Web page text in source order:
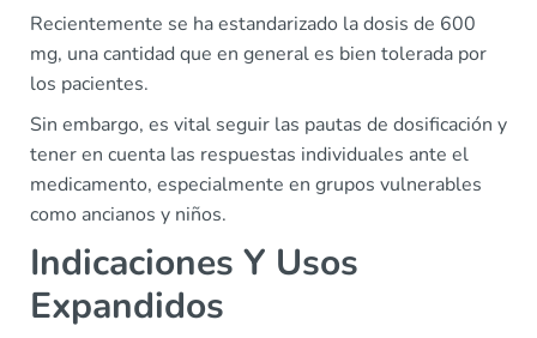
Recientemente se ha estandarizado la dosis de 600
mg, una cantidad que en general es bien tolerada por
los pacientes.
Sin embargo, es vital seguir las pautas de dosificación y
tener en cuenta las respuestas individuales ante el
medicamento, especialmente en grupos vulnerables
como ancianos y niños.
Indicaciones Y Usos
Expandidos